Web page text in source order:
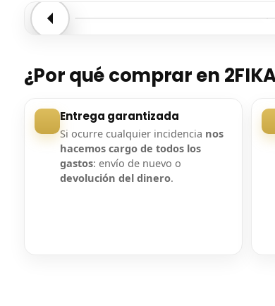
¿Por qué comprar en
Entrega garantizada
Si ocurre cualquier incidencia nos
hacemos cargo de todos los
gastos: envío de nuevo o
devolución del dinero.